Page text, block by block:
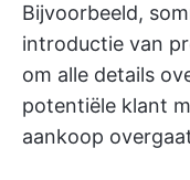
Bijvoorbeeld,
introductie van
om alle details
potentiële klant
aankoop